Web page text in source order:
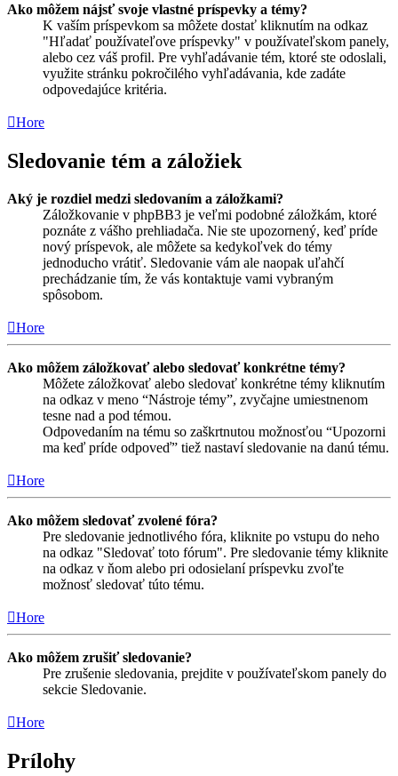
Ako môžem nájsť svoje vlastné príspevky a témy?
K vaším príspevkom sa môžete dostať kliknutím na odkaz
"Hľadať používateľove príspevky" v používateľskom panely,
alebo cez váš profil. Pre vyhľadávanie tém, ktoré ste odoslali,
využite stránku pokročilého vyhľadávania, kde zadáte
odpovedajúce kritéria.
Hore
Sledovanie tém a záložiek
Aký je rozdiel medzi sledovaním a záložkami?
Záložkovanie v phpBB3 je veľmi podobné záložkám, ktoré
poznáte z vášho prehliadača. Nie ste upozornený, keď príde
nový príspevok, ale môžete sa kedykoľvek do témy
jednoducho vrátiť. Sledovanie vám ale naopak uľahčí
prechádzanie tím, že vás kontaktuje vami vybraným
spôsobom.
Hore
Ako môžem záložkovať alebo sledovať konkrétne témy?
Môžete záložkovať alebo sledovať konkrétne témy kliknutím
na odkaz v meno “Nástroje témy”, zvyčajne umiestnenom
tesne nad a pod témou.
Odpovedaním na tému so zaškrtnutou možnosťou “Upozorni
ma keď príde odpoveď” tiež nastaví sledovanie na danú tému.
Hore
Ako môžem sledovať zvolené fóra?
Pre sledovanie jednotlivého fóra, kliknite po vstupu do neho
na odkaz "Sledovať toto fórum". Pre sledovanie témy kliknite
na odkaz v ňom alebo pri odosielaní príspevku zvoľte
možnosť sledovať túto tému.
Hore
Ako môžem zrušiť sledovanie?
Pre zrušenie sledovania, prejdite v používateľskom panely do
sekcie Sledovanie.
Hore
Prílohy